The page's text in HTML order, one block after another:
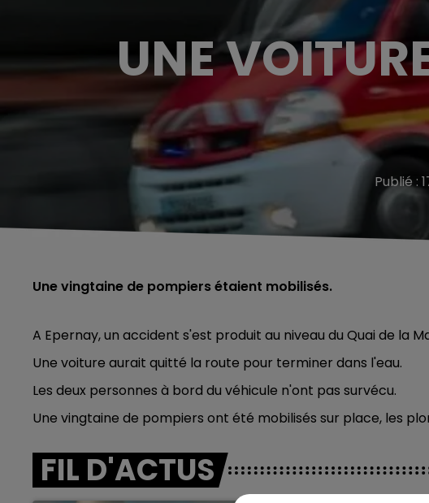
UNE
Publié :
Une vingtaine de pompiers étaient mobilisés.
A Epernay, un accident s'est produit au niveau du Quai de la
Une voiture aurait quitté la route pour terminer dans l'eau.
Les deux personnes à bord du véhicule n'ont pas survécu.
Une vingtaine de pompiers ont été mobilisés sur place, les
FIL D'ACTUS